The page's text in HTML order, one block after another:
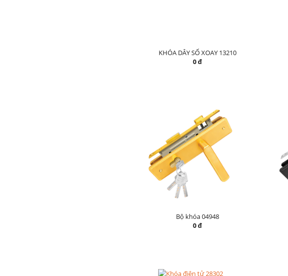
KHÓA DÂY SỐ XOAY 13210
0 đ
Bộ khóa 04948
0 đ